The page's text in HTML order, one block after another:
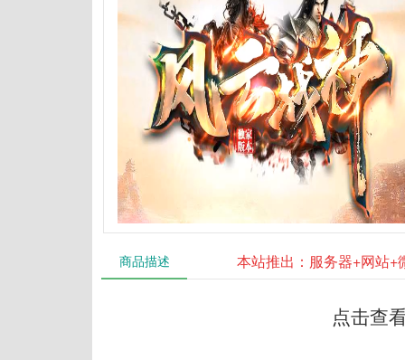
商品描述 本站推出：服务器+网站
点击查